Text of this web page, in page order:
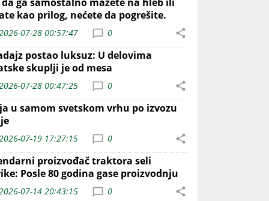
kao prilog, nećete da pogrešite.
07-28 00:57:47 0
postao luksuz: U delovima
skuplji je od mesa
07-28 00:47:25 0
u samom svetskom vrhu po izvozu
07-19 17:27:15 0
proizvođač traktora seli
Posle 80 godina gase proizvodnju
07-14 20:43:15 0